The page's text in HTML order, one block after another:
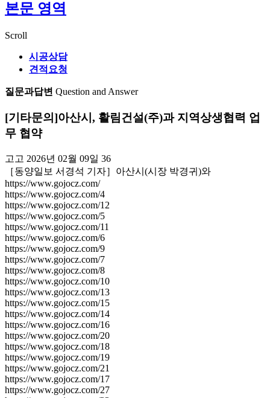
본문 영역
Scroll
시공상담
견적요청
질문과답변 Question and Answer
[기타문의]아산시, 활림건설(주)과 지역상생협력 업
무 협약
고고 2026년 02월 09일 36
［동양일보 서경석 기자］아산시(시장 박경귀)와
https://www.gojocz.com/
https://www.gojocz.com/4
https://www.gojocz.com/12
https://www.gojocz.com/5
https://www.gojocz.com/11
https://www.gojocz.com/6
https://www.gojocz.com/9
https://www.gojocz.com/7
https://www.gojocz.com/8
https://www.gojocz.com/10
https://www.gojocz.com/13
https://www.gojocz.com/15
https://www.gojocz.com/14
https://www.gojocz.com/16
https://www.gojocz.com/20
https://www.gojocz.com/18
https://www.gojocz.com/19
https://www.gojocz.com/21
https://www.gojocz.com/17
https://www.gojocz.com/27